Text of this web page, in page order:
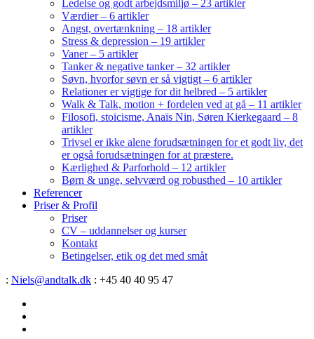
Ledelse og godt arbejdsmiljø – 23 artikler
Værdier – 6 artikler
Angst, overtænkning – 18 artikler
Stress & depression – 19 artikler
Vaner – 5 artikler
Tanker & negative tanker – 32 artikler
Søvn, hvorfor søvn er så vigtigt – 6 artikler
Relationer er vigtige for dit helbred – 5 artikler
Walk & Talk, motion + fordelen ved at gå – 11 artikler
Filosofi, stoicisme, Anaïs Nin, Søren Kierkegaard – 8
artikler
Trivsel er ikke alene forudsætningen for et godt liv, det
er også forudsætningen for at præstere.
Kærlighed & Parforhold – 12 artikler
Børn & unge, selvværd og robusthed – 10 artikler
Referencer
Priser & Profil
Priser
CV – uddannelser og kurser
Kontakt
Betingelser, etik og det med småt
: Niels@andtalk.dk : +45 40 40 95 47